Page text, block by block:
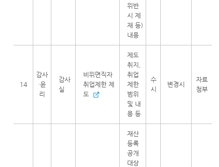
위반
시 제
재 등)
내용
14
감사
·윤
리
감사
실
비위면직자
취업제한 제
도
제도
취지,
취업
제한
범위
및 내
용 등
수
시
변경시
자료
첨부
재산
등록
공개
대상